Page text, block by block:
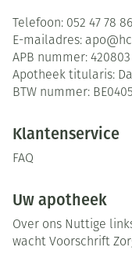
Telefoon: 052 47 78 86
E-mailadres: apo@
APB nummer: 420803
Apotheek titularis:
BTW nummer:
Klantenservice
FAQ
Uw apotheek
Over ons Nuttige
wacht Voorschrift